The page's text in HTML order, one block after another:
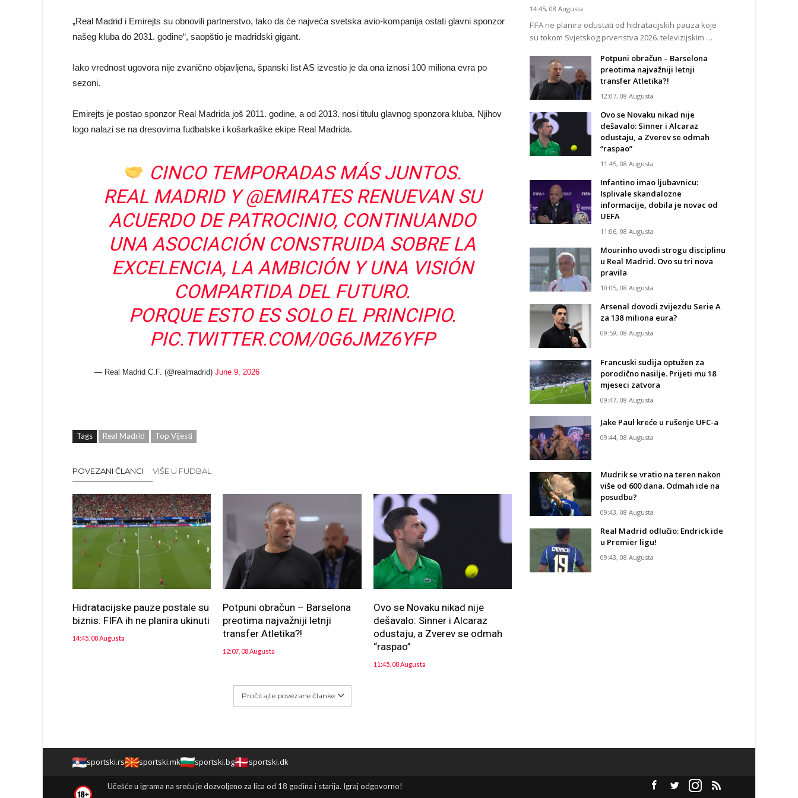
„Real Madrid i Emirejts su obnovili partnerstvo, tako da će najveća svetska avio-kompanija ostati glavni sponzor
našeg kluba do 2031. godine“, saopštio je madridski gigant.
Iako vrednost ugovora nije zvanično objavljena, španski list AS izvestio je da ona iznosi 100 miliona evra po
sezoni.
Emirejts je postao sponzor Real Madrida još 2011. godine, a od 2013. nosi titulu glavnog sponzora kluba. Njihov
logo nalazi se na dresovima fudbalske i košarkaške ekipe Real Madrida.
CINCO TEMPORADAS MÁS JUNTOS.
REAL MADRID Y@EMIRATESRENUEVAN SU
ACUERDO DE PATROCINIO, CONTINUANDO
UNA ASOCIACIÓN CONSTRUIDA SOBRE LA
EXCELENCIA, LA AMBICIÓN Y UNA VISIÓN
COMPARTIDA DEL FUTURO.
PORQUE ESTO ES SOLO EL PRINCIPIO.
PIC.TWITTER.COM/0G6JMZ6YFP
— Real Madrid C.F. (@realmadrid) June 9, 2026
Tags Real Madrid Top Vijesti
POVEZANI ČLANCI VIŠE U FUDBAL
Hidratacijske pauze postale su
biznis: FIFA ih ne planira ukinuti
14:45, 08 Augusta
Potpuni obračun – Barselona
preotima najvažniji letnji
transfer Atletika?!
12:07, 08 Augusta
Ovo se Novaku nikad nije
dešavalo: Sinner i Alcaraz
odustaju, a Zverev se odmah
“raspao”
11:45, 08 Augusta
Pročitajte povezane članke
14:45, 08 Augusta
FIFA ne planira odustati od hidratacijskih pauza koje
su tokom Svjetskog prvenstva 2026. televizijskim …
Potpuni obračun – Barselona
preotima najvažniji letnji
transfer Atletika?!
12:07, 08 Augusta
Ovo se Novaku nikad nije
dešavalo: Sinner i Alcaraz
odustaju, a Zverev se odmah
“raspao”
11:45, 08 Augusta
Infantino imao ljubavnicu:
Isplivale skandalozne
informacije, dobila je novac od
UEFA
11:06, 08 Augusta
Mourinho uvodi strogu disciplinu
u Real Madrid. Ovo su tri nova
pravila
10:05, 08 Augusta
Arsenal dovodi zvijezdu Serie A
za 138 miliona eura?
09:59, 08 Augusta
Francuski sudija optužen za
porodično nasilje. Prijeti mu 18
mjeseci zatvora
09:47, 08 Augusta
Jake Paul kreće u rušenje UFC-a
09:44, 08 Augusta
Mudrik se vratio na teren nakon
više od 600 dana. Odmah ide na
posudbu?
09:43, 08 Augusta
Real Madrid odlučio: Endrick ide
u Premier ligu!
09:43, 08 Augusta
sportski.rs sportski.mk sportski.bg sportski.dk
Učešće u igrama na sreću je dozvoljeno za lica od 18 godina i starija. Igraj odgovorno!